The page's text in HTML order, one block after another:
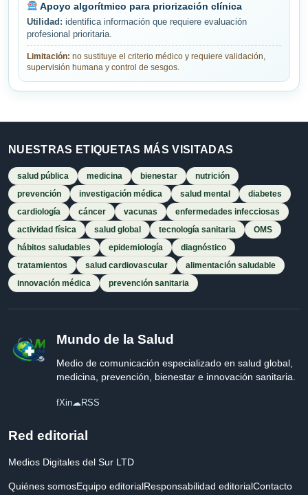
Apoyo algorítmico para priorización clínica
Utilidad: identifica información que requiere evaluación
profesional prioritaria.
Limitación: no sustituye el criterio médico y requiere validación,
supervisión humana y control de sesgos.
NUESTRAS ETIQUETAS MÁS VISITADAS
salud pública medicina bienestar
nutrición
prevención
investigación médica salud mental
diabetes
cardiología
cáncer vacunas
enfermedades infecciosas
actividad física
salud global tecnología sanitaria
OMS
hábitos saludables
epidemiología
diagnóstico
tratamientos
salud cardiovascular
alimentación saludable
innovación médica
prevención sanitaria
Mundo de la Salud
Medio de comunicación especializado en salud global,
medicina, prevención, bienestar e innovación sanitaria.
fXin☁RSS
Red editorial
Medios Digitales del Sur LTD
Quiénes somosEquipo editorialResponsabilidad editorialContacto